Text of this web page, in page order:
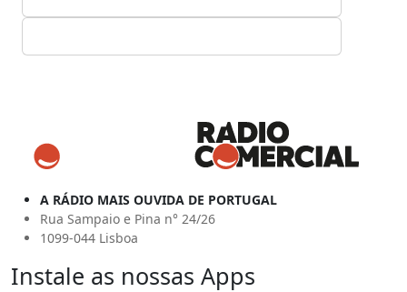
A RÁDIO MAIS OUVIDA DE PORTUGAL
Rua Sampaio e Pina n° 24/26
1099-044 Lisboa
Instale as nossas Apps